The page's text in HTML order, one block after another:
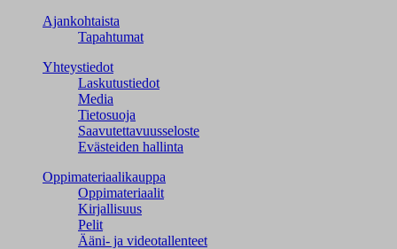
Ajankohtaista
Tapahtumat
Yhteystiedot
Laskutustiedot
Media
Tietosuoja
Saavutettavuusseloste
Evästeiden hallinta
Oppimateriaalikauppa
Oppimateriaalit
Kirjallisuus
Pelit
Ääni- ja videotallenteet